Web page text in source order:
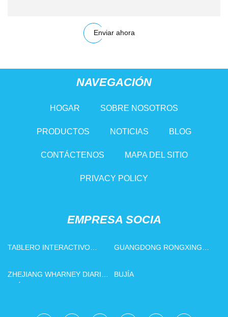
Enviar ahora
NAVEGACIÓN
HOGAR SOBRE NOSOTROS
PRODUCTOS NOTICIAS BLOG
CONTÁCTENOS MAPA DEL SITIO
PRIVACY POLICY
EMPRESA SOCIA
TABLERO INTERACTIVO
GUANGDONG RONGXING
ZHEJIANG WHARNEY DIARIO
BUJÍA